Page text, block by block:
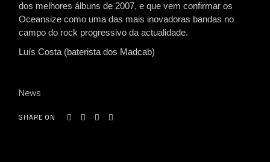
dos melhores álbuns de 2007, e que vem confirmar os
Oceansize como uma das mais inovadoras bandas no
campo do rock progressivo da actualidade.
Luís Costa (baterista dos Madcab)
News
SHARE ON